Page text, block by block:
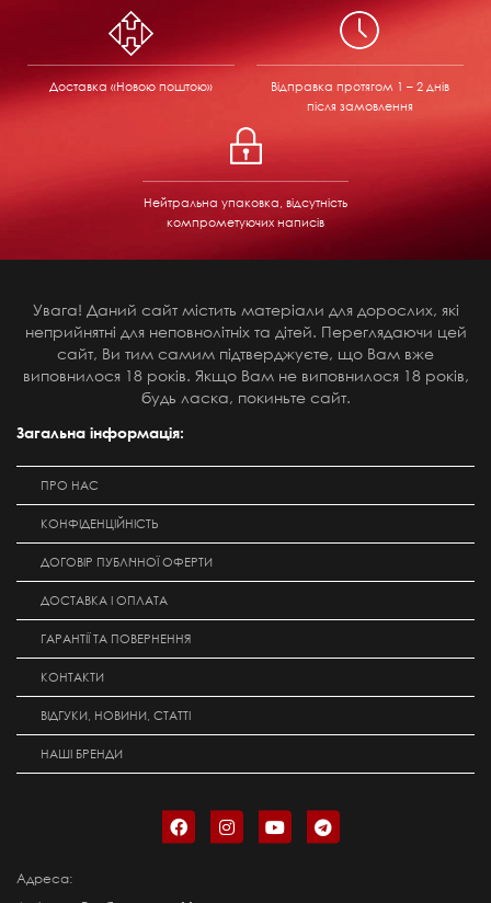
Доставка «Новою поштою» Відправка протягом 1 – 2 днів
після замовлення
Нейтральна упаковка, відсутність
компрометуючих написів
Увага! Даний сайт містить матеріали для дорослих, які
неприйнятні для неповнолітніх та дітей. Переглядаючи цей
сайт, Ви тим самим підтверджуєте, що Вам вже
виповнилося 18 років. Якщо Вам не виповнилося 18 років,
будь ласка, покиньте сайт.
Загальна інформація:
ПРО НАС
КОНФІДЕНЦІЙНІСТЬ
ДОГОВІР ПУБЛІЧНОЇ ОФЕРТИ
ДОСТАВКА І ОПЛАТА
ГАРАНТІЇ ТА ПОВЕРНЕННЯ
КОНТАКТИ
ВІДГУКИ, НОВИНИ, СТАТТІ
НАШІ БРЕНДИ
Адреса: